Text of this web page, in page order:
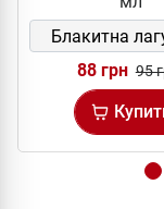
88 грн 95